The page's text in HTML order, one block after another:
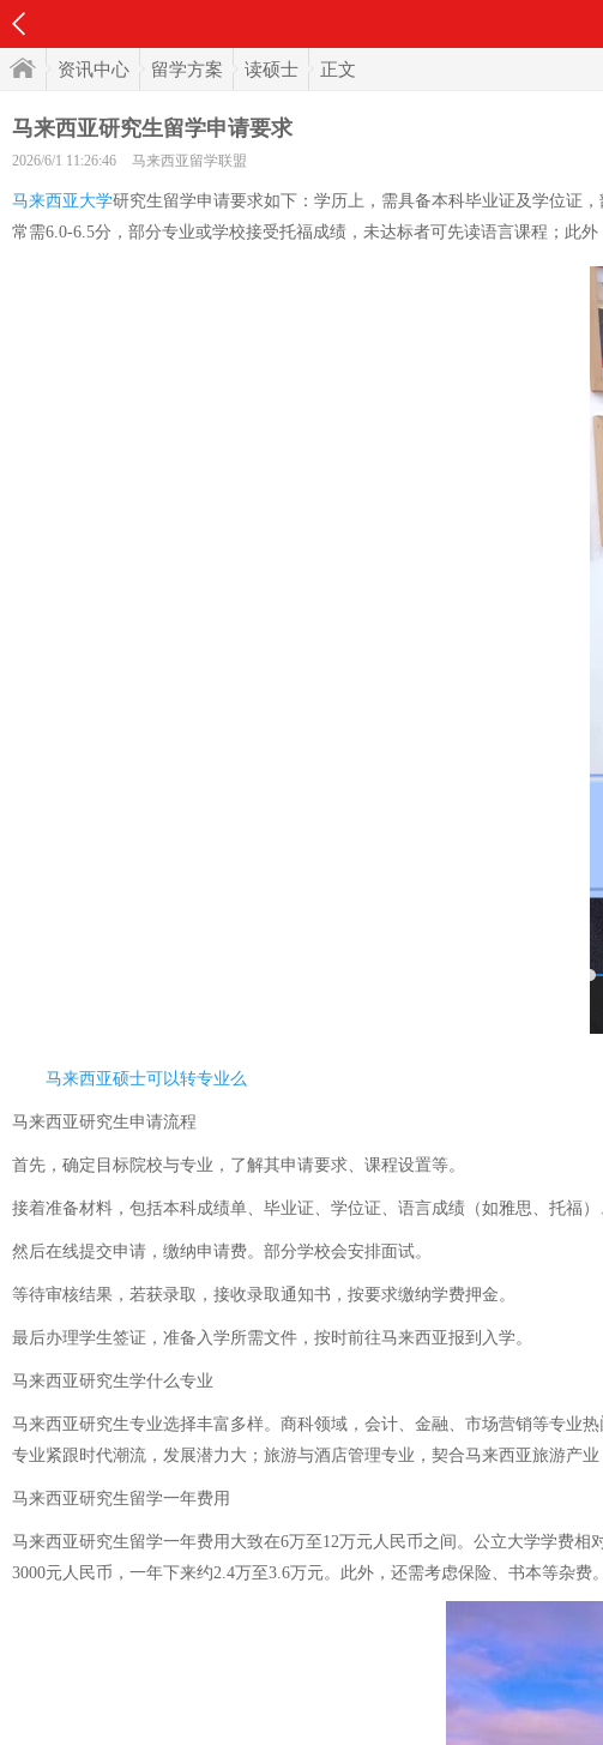
资讯中心 留学方案 读硕士 正文
马来西亚研究生留学申请要求
2026/6/1 11:26:46 马来西亚留学联盟
马来西亚大学研究生留学申请要求如下：学历上，需具备本科毕业证及学位证
常需6.0-6.5分，部分专业或学校接受托福成绩，未达标者可先读语言课程；此
马来西亚硕士可以转专业么
马来西亚研究生申请流程
首先，确定目标院校与专业，了解其申请要求、课程设置等。
接着准备材料，包括本科成绩单、毕业证、学位证、语言成绩（如雅思、托福）
然后在线提交申请，缴纳申请费。部分学校会安排面试。
等待审核结果，若获录取，接收录取通知书，按要求缴纳学费押金。
最后办理学生签证，准备入学所需文件，按时前往马来西亚报到入学。
马来西亚研究生学什么专业
马来西亚研究生专业选择丰富多样。商科领域，会计、金融、市场营销等专业
专业紧跟时代潮流，发展潜力大；旅游与酒店管理专业，契合马来西亚旅游产
马来西亚研究生留学一年费用
马来西亚研究生留学一年费用大致在6万至12万元人民币之间。公立大学学费
3000元人民币，一年下来约2.4万至3.6万元。此外，还需考虑保险、书本等杂